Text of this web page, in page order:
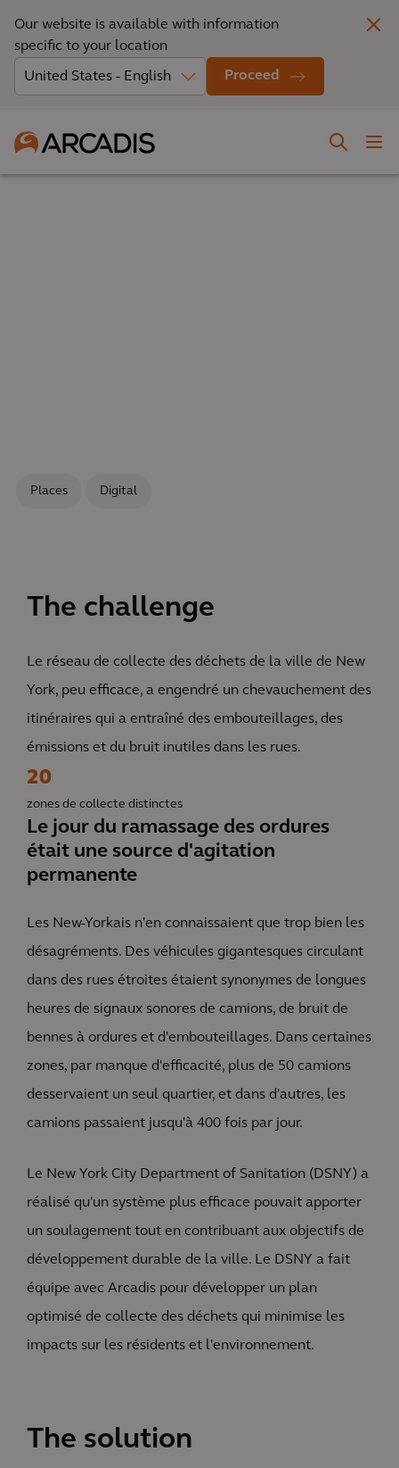
Our website is available with information
specific to your location
Proceed
Places Digital
The challenge
Le réseau de collecte des déchets de la ville de New
York, peu efficace, a engendré un chevauchement des
itinéraires qui a entraîné des embouteillages, des
émissions et du bruit inutiles dans les rues.
20
zones de collecte distinctes
Le jour du ramassage des ordures
était une source d'agitation
permanente
Les New-Yorkais n'en connaissaient que trop bien les
désagréments. Des véhicules gigantesques circulant
dans des rues étroites étaient synonymes de longues
heures de signaux sonores de camions, de bruit de
bennes à ordures et d'embouteillages. Dans certaines
zones, par manque d'efficacité, plus de 50 camions
desservaient un seul quartier, et dans d'autres, les
camions passaient jusqu'à 400 fois par jour.
Le New York City Department of Sanitation (DSNY) a
réalisé qu'un système plus efficace pouvait apporter
un soulagement tout en contribuant aux objectifs de
développement durable de la ville. Le DSNY a fait
équipe avec Arcadis pour développer un plan
optimisé de collecte des déchets qui minimise les
impacts sur les résidents et l'environnement.
The solution